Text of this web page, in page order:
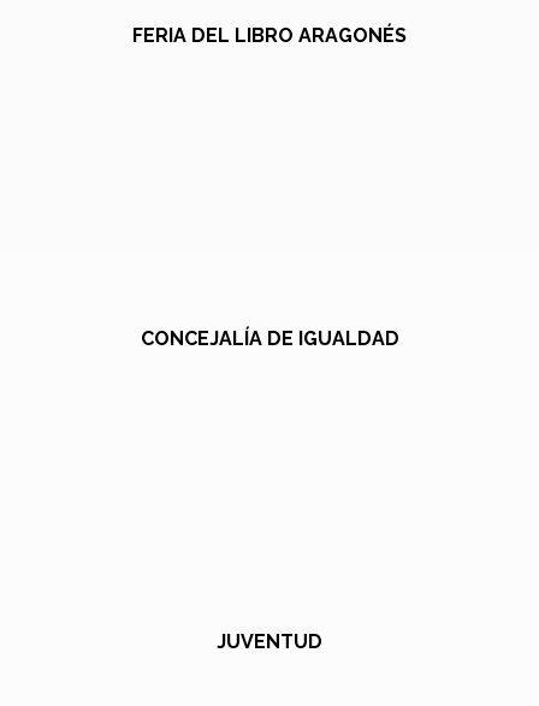
FERIA DEL LIBRO ARAGONÉS
CONCEJALÍA DE IGUALDAD
JUVENTUD